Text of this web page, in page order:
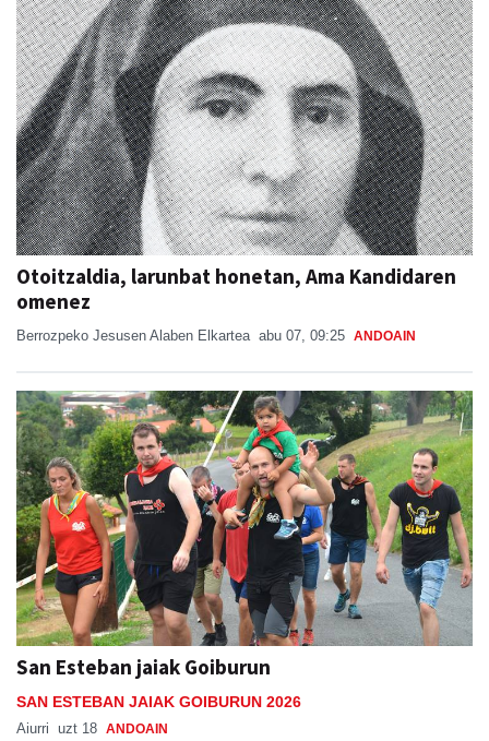
Otoitzaldia, larunbat honetan, Ama Kandidaren
omenez
Berrozpeko Jesusen Alaben Elkartea abu 07, 09:25 ANDOAIN
San Esteban jaiak Goiburun
ANDOAIN